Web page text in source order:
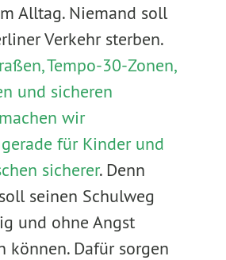
Alltag. Niemand soll
Verkehr sterben.
Tempo-30-Zonen,
und sicheren
wir
für Kinder und
sicherer. Denn
seinen Schulweg
und ohne Angst
können. Dafür sorgen